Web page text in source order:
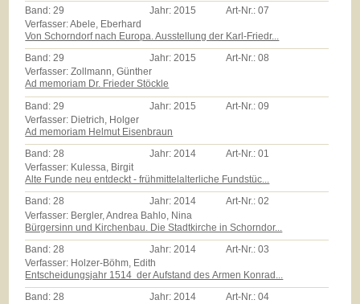
Band: 29 Jahr: 2015 Art-Nr.:07
Verfasser: Abele, Eberhard
Von Schorndorf nach Europa. Ausstellung der Karl-Friedr...
Band:29 Jahr:2015 Art-Nr.:08
Verfasser: Zollmann, Günther
Ad memoriam Dr. Frieder Stöckle
Band: 29 Jahr: 2015 Art-Nr.:09
Verfasser: Dietrich, Holger
Ad memoriam Helmut Eisenbraun
Band:28 Jahr:2014 Art-Nr.:01
Verfasser: Kulessa, Birgit
Alte Funde neu entdeckt - frühmittelalterliche Fundstüc...
Band:28 Jahr:2014 Art-Nr.:02
Verfasser: Bergler, Andrea Bahlo, Nina
Bürgersinn und Kirchenbau. Die Stadtkirche in Schorndor...
Band:28 Jahr:2014 Art-Nr.:03
Verfasser: Holzer-Böhm, Edith
Entscheidungsjahr 1514  der Aufstand des Armen Konrad...
Band:28 Jahr:2014 Art-Nr.:04